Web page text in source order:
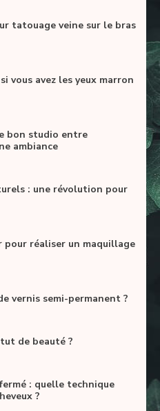
tatouage veine sur le bras
vous avez les yeux marron
bon studio entre
ambiance
: une révolution pour
pour réaliser un maquillage
vernis semi-permanent ?
de beauté ?
: quelle technique
?